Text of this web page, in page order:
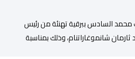
محمد السادس ببرقية تهنئة من رئيس
شانموغاراتنام، وذلك بمناسبة